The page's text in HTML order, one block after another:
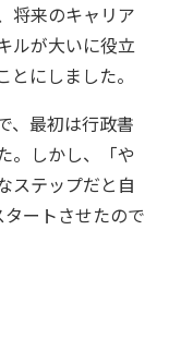
将来のキャリア
ルが大いに役立
にしました。
、最初は行政書
。しかし、「や
ステップだと自
ートさせたので